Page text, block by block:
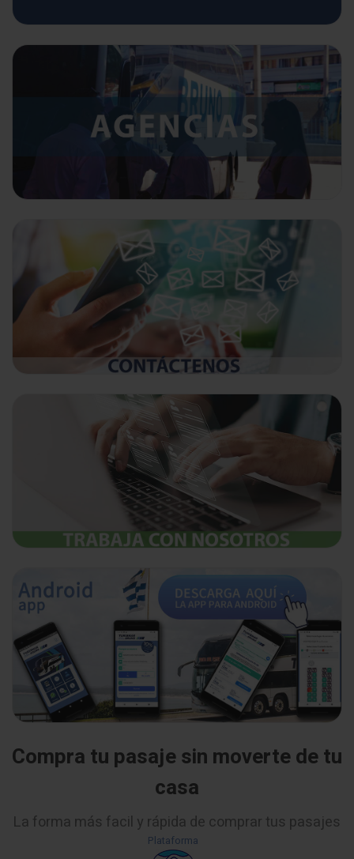
Compra tu pasaje sin moverte de tu
casa
La forma más facil y rápida de comprar tus pasajes
Plataforma